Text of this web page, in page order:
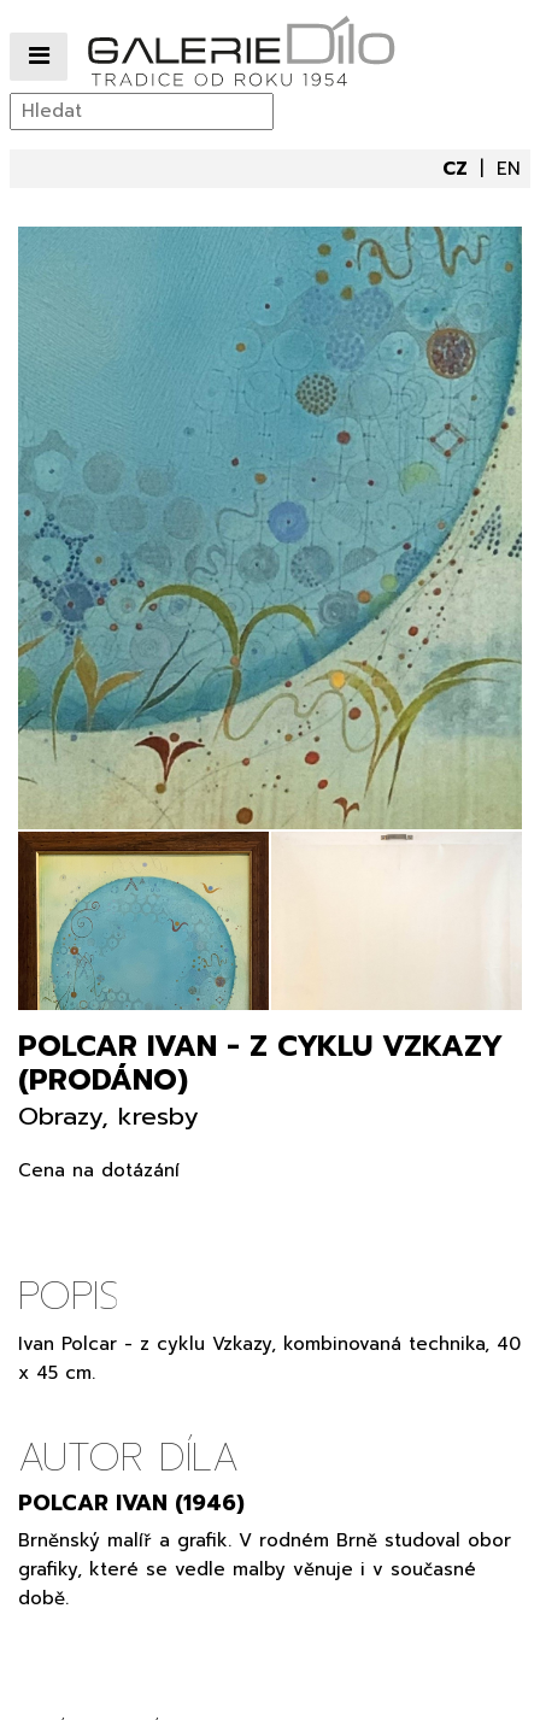
CZ EN
POLCAR IVAN - Z CYKLU VZKAZY
(PRODÁNO)
Obrazy, kresby
Cena na dotázání
POPIS
Ivan Polcar - z cyklu Vzkazy, kombinovaná technika, 40
x 45 cm.
AUTOR DÍLA
POLCAR IVAN (1946)
Brněnský malíř a grafik. V rodném Brně studoval obor
grafiky, které se vedle malby věnuje i v současné
době.